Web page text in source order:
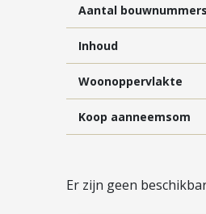
wijk zelf vind je
De hoogstaande
verschillende type
penthouses in
De woningen in
parkeerplaats(en).
Aantal bouwnummers
Inhoud
Woonoppervlakte
Koop aanneemsom
Er zijn geen